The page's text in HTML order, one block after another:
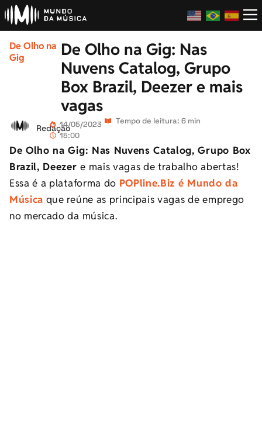
De Olho na
Gig
De Olho na Gig: Nas
Nuvens Catalog, Grupo
Box Brazil, Deezer e mais
vagas
Redação14/05/2023
15:00
Tempo de leitura: 6 min
De Olho na Gig: Nas Nuvens Catalog, Grupo Box
Brazil, Deezer e mais vagas de trabalho abertas!
Essa é a plataforma do POPline.Biz é Mundo da
Música que reúne as principais vagas de emprego
no mercado da música.